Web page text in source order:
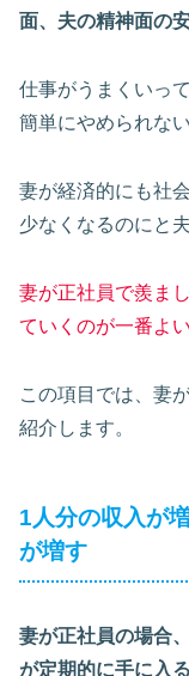
面、夫の精神面の
仕事がうまくいっ
簡単にやめられな
妻が経済的にも社
少なくなるのにと
妻が正社員で羨ま
ていくのが一番よ
この項目では、妻
紹介します。
1人分の収入が
が増す
妻が正社員の場合
が定期的に手に入